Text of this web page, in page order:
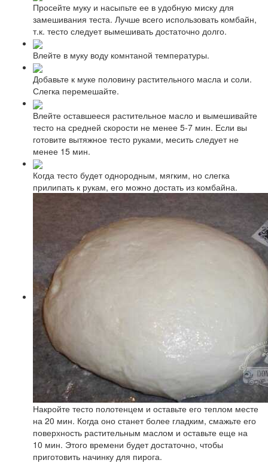
Просейте муку и насыпьте ее в удобную миску для
замешивания теста. Лучше всего использовать комбайн,
т.к. тесто следует вымешивать достаточно долго.
Влейте в муку воду комнтаной температуры.
Добавьте к муке половину растительного масла и соли.
Слегка перемешайте.
Влейте оставшееся растительное масло и вымешивайте
тесто на средней скорости не менее 5-7 мин. Если вы
готовите вытяжное тесто руками, месить следует не
менее 15 мин.
Когда тесто будет однородным, мягким, но слегка
прилипать к рукам, его можно достать из комбайна.
Накройте тесто полотенцем и оставьте его теплом месте
на 20 мин. Когда оно станет более гладким, смажьте его
поверхность растительным маслом и оставьте еще на
10 мин. Этого времени будет достаточно, чтобы
приготовить начинку для пирога.